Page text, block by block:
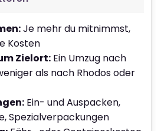
Je mehr du mitnimmst,
Kosten
Zielort: Ein Umzug nach
als nach Rhodos oder
Ein- und Auspacken,
Spezialverpackungen